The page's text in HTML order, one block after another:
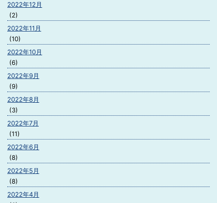
2022年12月
(2)
2022年11月
(10)
2022年10月
(6)
2022年9月
(9)
2022年8月
(3)
2022年7月
(11)
2022年6月
(8)
2022年5月
(8)
2022年4月